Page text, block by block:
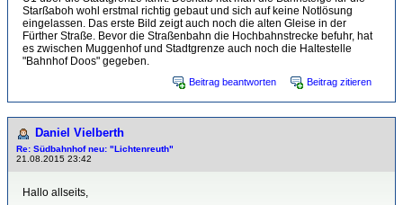
Starßaboh wohl erstmal richtig gebaut und sich auf keine Notlösung
eingelassen. Das erste Bild zeigt auch noch die alten Gleise in der
Fürther Straße. Bevor die Straßenbahn die Hochbahnstrecke befuhr, hat
es zwischen Muggenhof und Stadtgrenze auch noch die Haltestelle
"Bahnhof Doos" gegeben.
Beitrag beantworten Beitrag zitieren
Daniel Vielberth
Re: Südbahnhof neu: "Lichtenreuth"
21.08.2015 23:42
Hallo allseits,